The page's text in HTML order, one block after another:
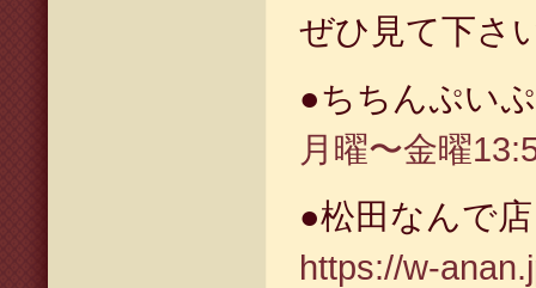
ぜひ見て下さ
●ちちんぷい
月曜〜金曜
●松田なんで
https://w-